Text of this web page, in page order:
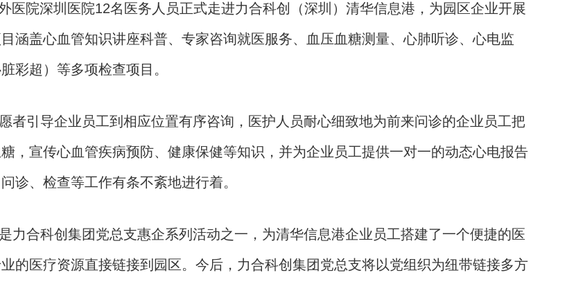
院深圳医院12名医务人员正式走进力合科创（深圳）清华信息港，为园区企业开展
涵盖心血管知识讲座科普、专家咨询就医服务、血压血糖测量、心肺听诊、心电监
彩超）等多项检查项目。
引导企业员工到相应位置有序咨询，医护人员耐心细致地为前来问诊的企业员工把
，宣传心血管疾病预防、健康保健等知识，并为企业员工提供一对一的动态心电报告
诊、检查等工作有条不紊地进行着。
合科创集团党总支惠企系列活动之一，为清华信息港企业员工搭建了一个便捷的医
的医疗资源直接链接到园区。今后，力合科创集团党总支将以党组织为纽带链接多方